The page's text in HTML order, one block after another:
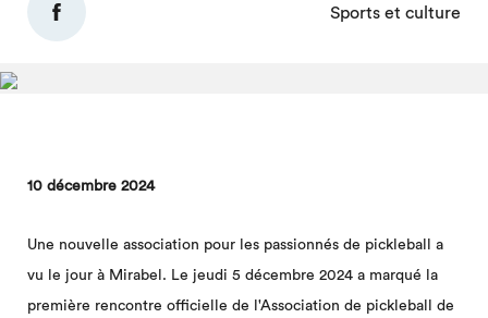
Sports et culture
10 décembre 2024
Une nouvelle association pour les passionnés de pickleball a
vu le jour à Mirabel. Le jeudi 5 décembre 2024 a marqué la
première rencontre officielle de l'Association de pickleball de